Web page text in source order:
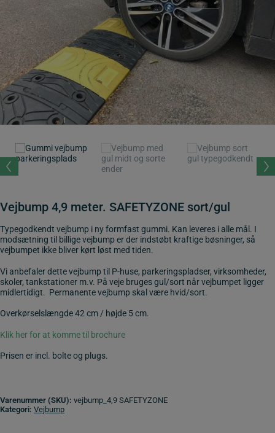
Vejbump 4,9 meter. SAFETYZONE sort/gul
Typegodkendt vejbump i ny formfast gummi. Kan leveres i alle mål. I
modsætning til billige vejbump er der indstøbt kraftige bøsninger, så
vejbumpet ikke bliver kørt løst med tiden.
Vi anbefaler dette vejbump til P-huse, parkeringspladser, virksomheder,
skoler, tankstationer m.v. På veje bruges gul/sort når vejbumpet ligger
midlertidigt. Permanente vejbump skal være hvid/sort.
Overkørselslængde 42 cm / højde 5 cm.
Klik her for at komme til brochure
Prisen er incl. bolte og plugs.
Varenummer (SKU): vejbump_4,9 SAFETYZONE
Kategori: Vejbump